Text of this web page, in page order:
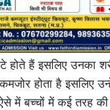
होते हैं इसलिए उनका
होता है इसलिए
में बच्चों में कई तरह